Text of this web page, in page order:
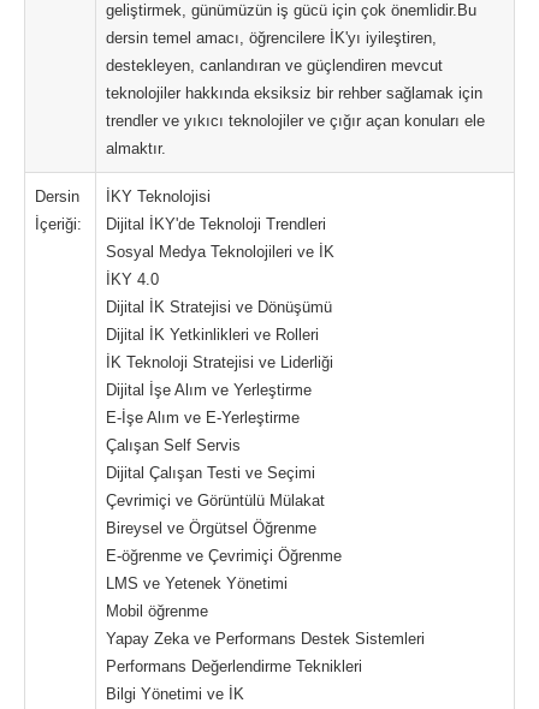
geliştirmek, günümüzün iş gücü için çok önemlidir.Bu
dersin temel amacı, öğrencilere İK'yı iyileştiren,
destekleyen, canlandıran ve güçlendiren mevcut
teknolojiler hakkında eksiksiz bir rehber sağlamak için
trendler ve yıkıcı teknolojiler ve çığır açan konuları ele
almaktır.
Dersin
İçeriği:
İKY Teknolojisi
Dijital İKY'de Teknoloji Trendleri
Sosyal Medya Teknolojileri ve İK
İKY 4.0
Dijital İK Stratejisi ve Dönüşümü
Dijital İK Yetkinlikleri ve Rolleri
İK Teknoloji Stratejisi ve Liderliği
Dijital İşe Alım ve Yerleştirme
E-İşe Alım ve E-Yerleştirme
Çalışan Self Servis
Dijital Çalışan Testi ve Seçimi
Çevrimiçi ve Görüntülü Mülakat
Bireysel ve Örgütsel Öğrenme
E-öğrenme ve Çevrimiçi Öğrenme
LMS ve Yetenek Yönetimi
Mobil öğrenme
Yapay Zeka ve Performans Destek Sistemleri
Performans Değerlendirme Teknikleri
Bilgi Yönetimi ve İK